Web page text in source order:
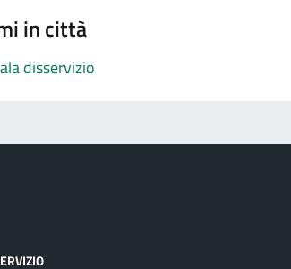
in città
disservizio